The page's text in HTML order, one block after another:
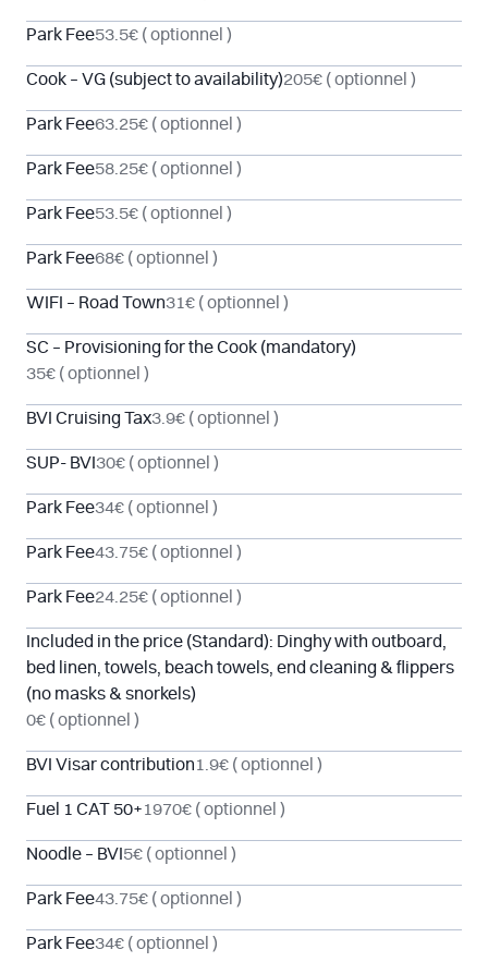
Park Fee53.5€ ( optionnel )
Cook – VG (subject to availability)205€ ( optionnel )
Park Fee63.25€ ( optionnel )
Park Fee58.25€ ( optionnel )
Park Fee53.5€ ( optionnel )
Park Fee68€ ( optionnel )
WIFI – Road Town31€ ( optionnel )
SC – Provisioning for the Cook (mandatory)
35€ ( optionnel )
BVI Cruising Tax3.9€ ( optionnel )
SUP- BVI 30€ ( optionnel )
Park Fee34€ ( optionnel )
Park Fee43.75€ ( optionnel )
Park Fee24.25€ ( optionnel )
Included in the price (Standard): Dinghy with outboard,
bed linen, towels, beach towels, end cleaning & flippers
(no masks & snorkels)
0€ ( optionnel )
BVI Visar contribution1.9€ ( optionnel )
Fuel 1 CAT 50+1970€ ( optionnel )
Noodle – BVI 5€ ( optionnel )
Park Fee43.75€ ( optionnel )
Park Fee34€ ( optionnel )